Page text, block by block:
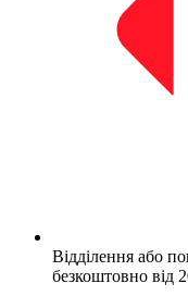
Відділення або
безкоштовно від